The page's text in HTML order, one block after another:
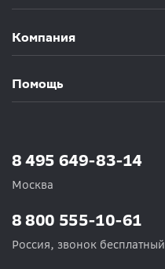
Компания
Помощь
8 495 649-83-14
Москва
8 800 555-10-61
Россия, звонок бесплатный